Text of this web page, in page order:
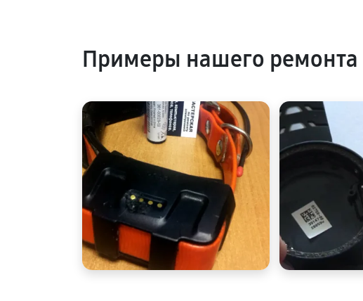
Примеры нашего ремонта